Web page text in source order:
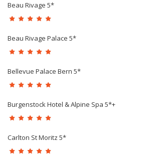
Beau Rivage 5*
Beau Rivage Palace 5*
Bellevue Palace Bern 5*
Burgenstock Hotel & Alpine Spa 5*+
Carlton St Moritz 5*